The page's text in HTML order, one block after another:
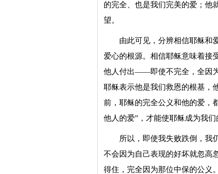
的完全、也是我们完美的爱；他
望。
由此可见，分辨相信耶稣和
爱心的根源。相信耶稣意味着接
他人付出——即使不完全，全因
耶稣表示他是我们救恩的根基，
前，耶稣的完全公义和他的爱，
他人的爱”，才能使耶稣成为我
所以，即使我失败跌倒，我
不会因为自己表现的好坏就忽高
得住，完全因为那位中保的公义